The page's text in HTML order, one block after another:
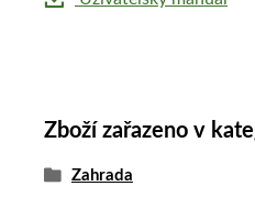
Zboží zařazeno v
Zahrada